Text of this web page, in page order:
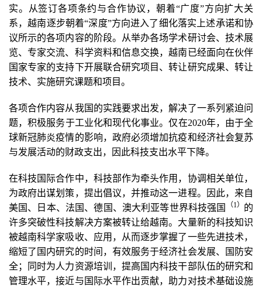
实。从签订各项条约与合作协议，朝着“广度”方向扩大关
系，越南逐步朝着“深度”方向进入了细化落实上述承诺和协
议所示的各项内容的阶段。从举办各场学术研讨会、技术展
览、专家交流、科学资料和信息交换，越南已经面向在伙伴
国家专家的支持下开展联合研究项目、转让研究成果、转让
技术、实施研究课题和项目。
各项合作内容从我国的实践要求出发，解决了一系列紧迫问
题，积极服务于工业化和现代化事业。仅在2020年，由于全
球新冠肺炎疫情的影响，政府必须增加抗疫和经济社会复苏
与发展活动的财政支出，因此科技支出水平下降。
在科技国际合作中，科技部作为牵头作用，协调相关单位，
为政府出谋划策，提出倡议，并推动这一进程。因此，来自
美国、日本、法国、德国、澳大利亚等世界科技强国
（1） 的
许多突破性科技解决方案被转让给越南。大量新的科技知识
被越南科学家吸收、应用，从而逐步掌握了一些先进技术，
缩短了国内研究的时间，有效服务于经济社会发展、国防安
全；同时为人力资源培训，提高国内科技干部队伍的研究和
管理水平，接近与国际水平作出贡献，助力对技术基础设施